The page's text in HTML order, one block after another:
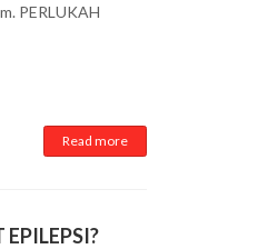
PERLUKAH
Read more